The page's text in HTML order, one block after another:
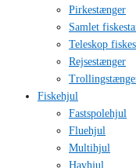
Pirkestænger
Samlet
Teleskop
Rejsestænger
Fiskehjul
Fastspolehjul
Fluehjul
Multihjul
Havhjul